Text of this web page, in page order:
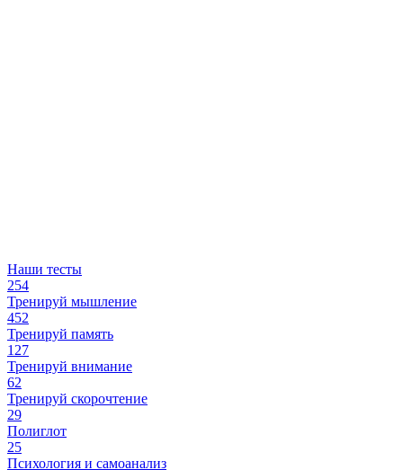
Наши тесты
254
Тренируй мышление
452
Тренируй память
127
Тренируй внимание
62
Тренируй скорочтение
29
Полиглот
25
Психология и самоанализ